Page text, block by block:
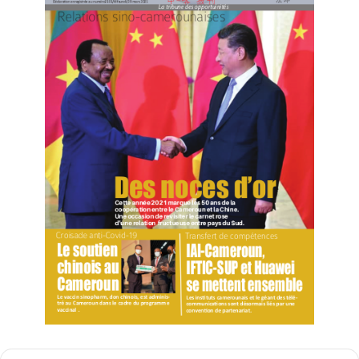
visite à Tongchuan, une ville de la province du Shaanxi,
connue pour sa céramique. “J’ai été touché par le
respect que les gens ont pour les artisans et leur
métier. La protection du feiyi (patrimoine culturel
immatériel, NDLR) témoigne de l’attachement de la
Chine à son histoire”, admire-t-il. Cela, croit-il, offre un
modèle aux nations en développement cherchant à se
moderniser sans perdre leur identité culturelle.
Domche attribue une grande partie du succès de la
Chine à son modèle de gouvernance. Selon lui, le pays
a su prendre des décisions efficaces qui donnent la
priorité aux intérêts nationaux. “La modernisation, c’est
la manière dont les gens se sentent. Si mon peuple a
accès à de bons soins de santé, à des infrastructures
modernisation”, pense-t-il, tout en saluant l’approche